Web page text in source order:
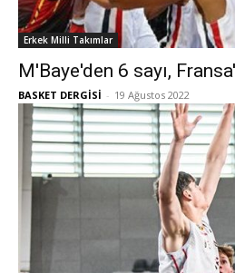
Erkek Milli Takımlar
M'Baye'den 6 sayı,
BASKET DERGİSİ - 19 Ağustos 2022